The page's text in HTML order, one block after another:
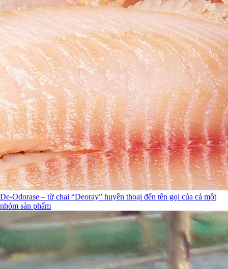
De-Odorase – từ chai “Deoray” huyền thoại đến tên gọi của cả một
nhóm sản phẩm